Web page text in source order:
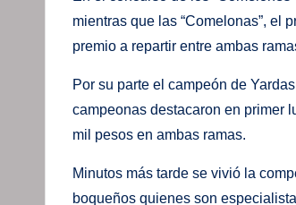
mientras que las “Comelonas”, el
premio a repartir entre ambas
Por su parte el campeón de
campeonas destacaron en primer
mil pesos en ambas ramas.
Minutos más tarde se vivió la
boqueños quienes son